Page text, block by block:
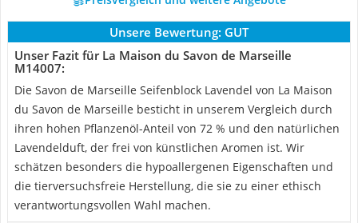
Unsere Bewertung: GUT
Unser Fazit für La Maison du Savon de Marseille
M14007:
Die Savon de Marseille Seifenblock Lavendel von La Maison
du Savon de Marseille besticht in unserem Vergleich durch
ihren hohen Pflanzenöl-Anteil von 72 % und den natürlichen
Lavendelduft, der frei von künstlichen Aromen ist. Wir
schätzen besonders die hypoallergenen Eigenschaften und
die tierversuchsfreie Herstellung, die sie zu einer ethisch
verantwortungsvollen Wahl machen.